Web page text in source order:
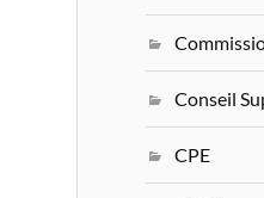
Conseil
CPE